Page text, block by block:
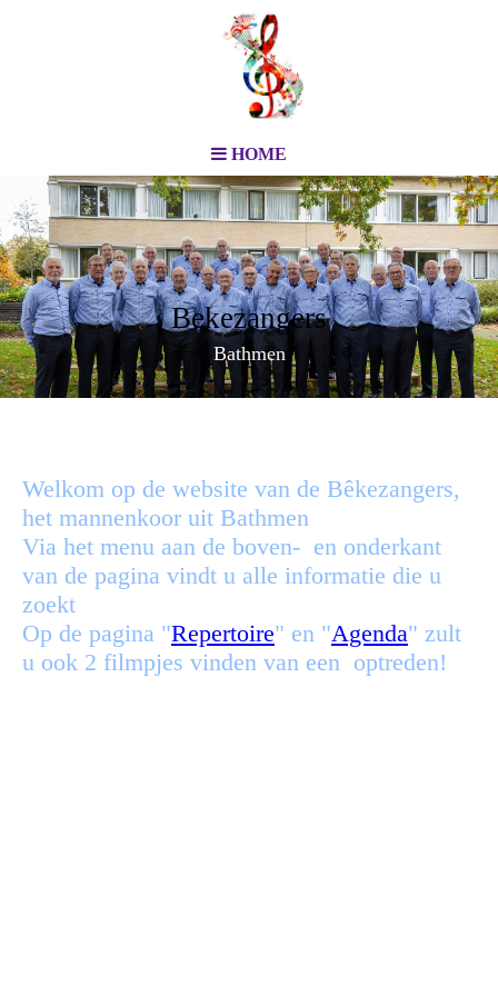
HOME
Bekezangers
Bathmen
Welkom op de website van de Bêkezangers,
het mannenkoor uit Bathmen
Via het menu aan de boven- en onderkant
van de pagina vindt u alle informatie die u
zoekt
Op de pagina "Repertoire" en "Agenda" zult
u ook 2 filmpjes vinden van een optreden!